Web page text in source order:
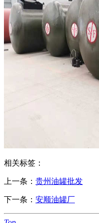
相关标签：
上一条： 贵州油罐批发
下一条： 安顺油罐厂